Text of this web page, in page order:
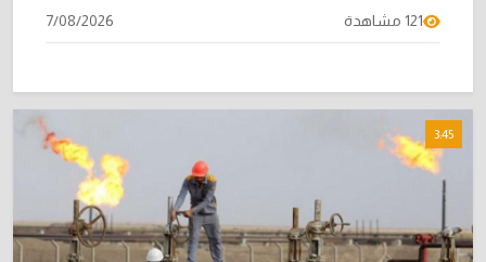
121 مشاهدة 7/08/2026
3:45